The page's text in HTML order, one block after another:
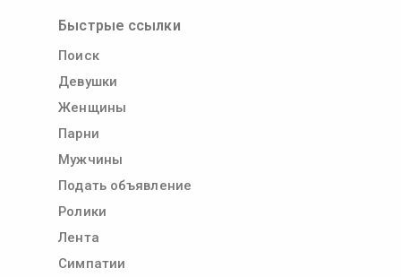
Быстрые ссылки
Поиск
Девушки
Женщины
Парни
Мужчины
Подать объявление
Ролики
Лента
Симпатии